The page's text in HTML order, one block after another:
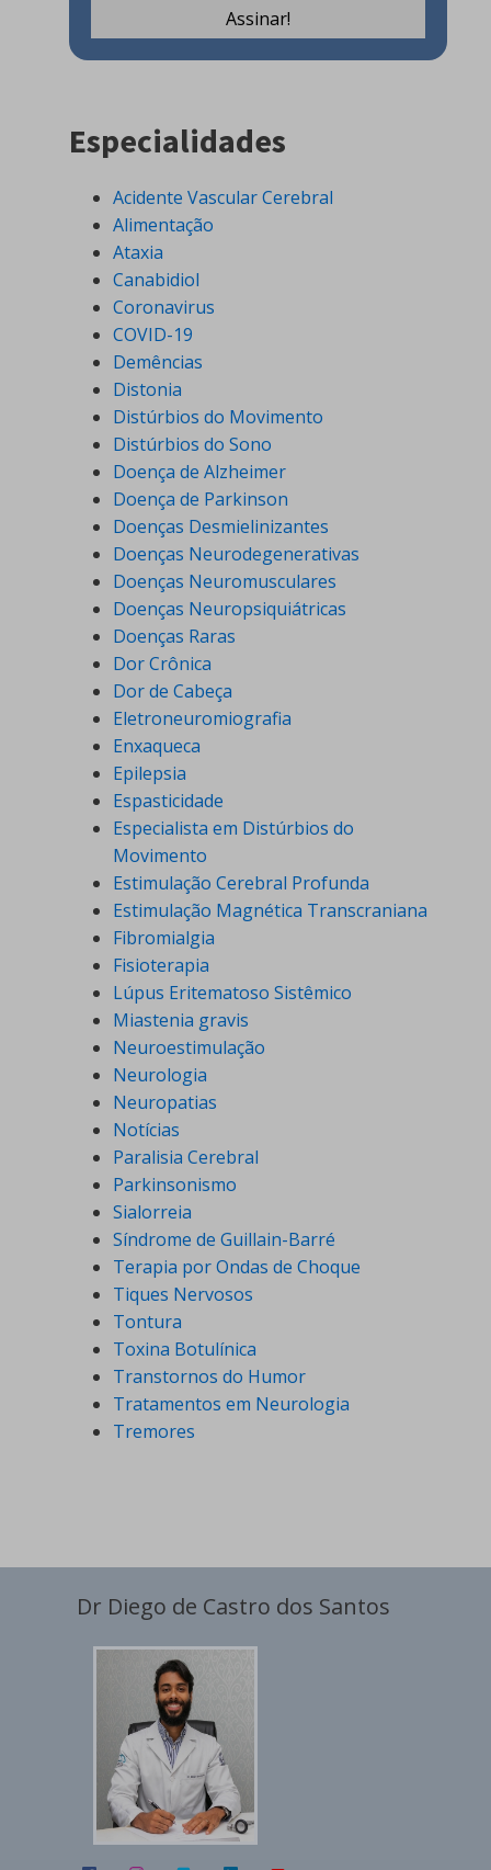
Especialidades
Acidente Vascular Cerebral
Alimentação
Ataxia
Canabidiol
Coronavirus
COVID-19
Demências
Distonia
Distúrbios do Movimento
Distúrbios do Sono
Doença de Alzheimer
Doença de Parkinson
Doenças Desmielinizantes
Doenças Neurodegenerativas
Doenças Neuromusculares
Doenças Neuropsiquiátricas
Doenças Raras
Dor Crônica
Dor de Cabeça
Eletroneuromiografia
Enxaqueca
Epilepsia
Espasticidade
Especialista em Distúrbios do
Movimento
Estimulação Cerebral Profunda
Estimulação Magnética Transcraniana
Fibromialgia
Fisioterapia
Lúpus Eritematoso Sistêmico
Miastenia gravis
Neuroestimulação
Neurologia
Neuropatias
Notícias
Paralisia Cerebral
Parkinsonismo
Sialorreia
Síndrome de Guillain-Barré
Terapia por Ondas de Choque
Tiques Nervosos
Tontura
Toxina Botulínica
Transtornos do Humor
Tratamentos em Neurologia
Tremores
Dr Diego de Castro dos Santos